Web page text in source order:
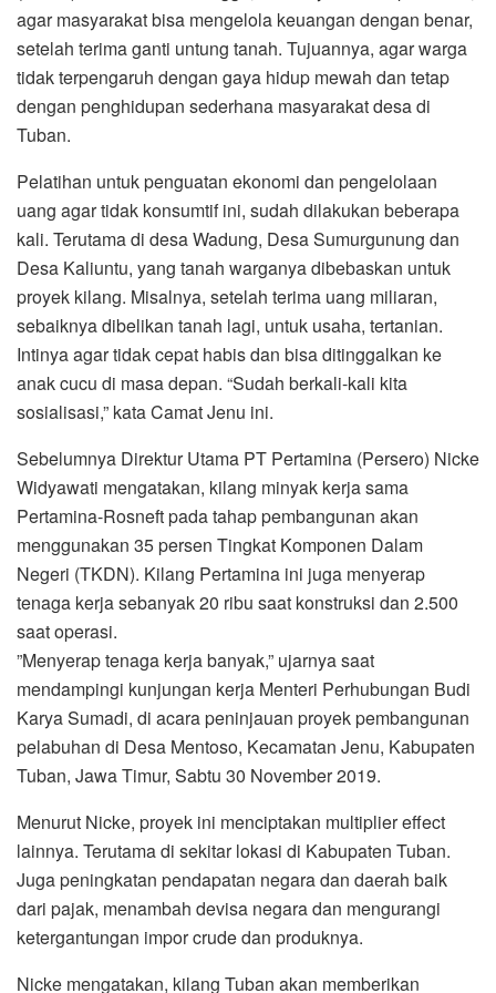
agar masyarakat bisa mengelola keuangan dengan benar,
setelah terima ganti untung tanah. Tujuannya, agar warga
tidak terpengaruh dengan gaya hidup mewah dan tetap
dengan penghidupan sederhana masyarakat desa di
Tuban.
Pelatihan untuk penguatan ekonomi dan pengelolaan
uang agar tidak konsumtif ini, sudah dilakukan beberapa
kali. Terutama di desa Wadung, Desa Sumurgunung dan
Desa Kaliuntu, yang tanah warganya dibebaskan untuk
proyek kilang. Misalnya, setelah terima uang miliaran,
sebaiknya dibelikan tanah lagi, untuk usaha, tertanian.
Intinya agar tidak cepat habis dan bisa ditinggalkan ke
anak cucu di masa depan. “Sudah berkali-kali kita
sosialisasi,” kata Camat Jenu ini.
Sebelumnya Direktur Utama PT Pertamina (Persero) Nicke
Widyawati mengatakan, kilang minyak kerja sama
Pertamina-Rosneft pada tahap pembangunan akan
menggunakan 35 persen Tingkat Komponen Dalam
Negeri (TKDN). Kilang Pertamina ini juga menyerap
tenaga kerja sebanyak 20 ribu saat konstruksi dan 2.500
saat operasi.
”Menyerap tenaga kerja banyak,” ujarnya saat
mendampingi kunjungan kerja Menteri Perhubungan Budi
Karya Sumadi, di acara peninjauan proyek pembangunan
pelabuhan di Desa Mentoso, Kecamatan Jenu, Kabupaten
Tuban, Jawa Timur, Sabtu 30 November 2019.
Menurut Nicke, proyek ini menciptakan multiplier effect
lainnya. Terutama di sekitar lokasi di Kabupaten Tuban.
Juga peningkatan pendapatan negara dan daerah baik
dari pajak, menambah devisa negara dan mengurangi
ketergantungan impor crude dan produknya.
Nicke mengatakan, kilang Tuban akan memberikan